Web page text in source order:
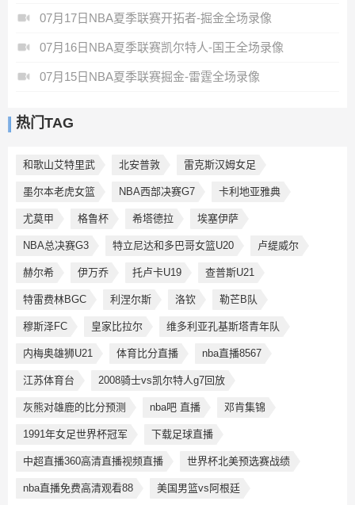
07月17日NBA夏季联赛开拓者-掘金全场录像
07月16日NBA夏季联赛凯尔特人-国王全场录像
07月15日NBA夏季联赛掘金-雷霆全场录像
热门TAG
和歌山艾特里武 北安普敦 雷克斯汉姆女足
墨尔本老虎女篮 NBA西部决赛G7 卡利地亚雅典
尤莫甲 格鲁杯 希塔德拉 埃塞伊萨
NBA总决赛G3 特立尼达和多巴哥女篮U20 卢缇威尔
赫尔希 伊万乔 托卢卡U19 查普斯U21
特雷费林BGC 利涅尔斯 洛钦 勒芒B队
穆斯泽FC 皇家比拉尔 维多利亚孔基斯塔青年队
内梅奥雄狮U21 体育比分直播 nba直播8567
江苏体育台 2008骑士vs凯尔特人g7回放
灰熊对雄鹿的比分预测 nba吧 直播 邓肯集锦
1991年女足世界杯冠军 下载足球直播
中超直播360高清直播视频直播 世界杯北美预选赛战绩
nba直播免费高清观看88 美国男篮vs阿根廷